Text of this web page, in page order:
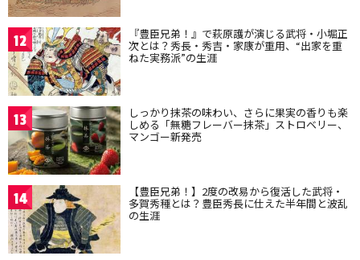
12 『豊臣兄弟！』で萩原護が演じる武将・小堀正
次とは？秀長・秀吉・家康が重用、“出家を重
ねた実務派”の生涯
13 しっかり抹茶の味わい、さらに果実の香りも楽
しめる「無糖フレーバー抹茶」ストロベリー、
マンゴー新発売
14 【豊臣兄弟！】2度の改易から復活した武将・
多賀秀種とは？豊臣秀長に仕えた半年間と波乱
の生涯